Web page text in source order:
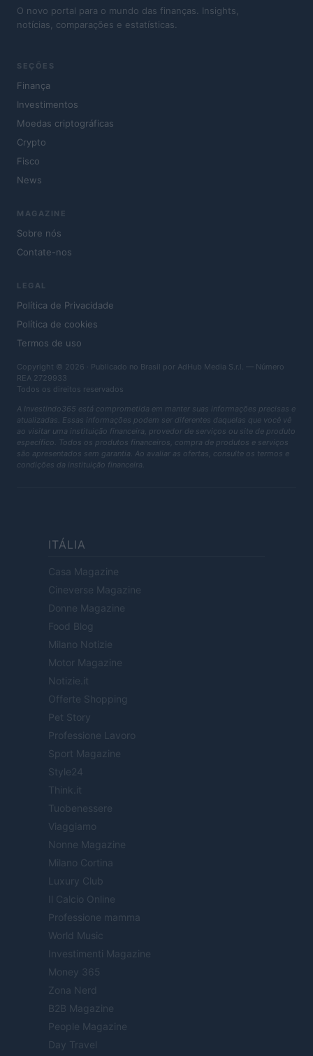
O novo portal para o mundo das finanças. Insights,
notícias, comparações e estatísticas.
SEÇÕES
Finança
Investimentos
Moedas criptográficas
Crypto
Fisco
News
MAGAZINE
Sobre nós
Contate-nos
LEGAL
Política de Privacidade
Política de cookies
Termos de uso
Copyright © 2026 · Publicado no Brasil por AdHub Media S.r.l. — Número
REA 2729933
Todos os direitos reservados
A Investindo365 está comprometida em manter suas informações precisas e
atualizadas. Essas informações podem ser diferentes daquelas que você vê
ao visitar uma instituição financeira, provedor de serviços ou site de produto
específico. Todos os produtos financeiros, compra de produtos e serviços
são apresentados sem garantia. Ao avaliar as ofertas, consulte os termos e
condições da instituição financeira.
ITÁLIA
Casa Magazine
Cineverse Magazine
Donne Magazine
Food Blog
Milano Notizie
Motor Magazine
Notizie.it
Offerte Shopping
Pet Story
Professione Lavoro
Sport Magazine
Style24
Think.it
Tuobenessere
Viaggiamo
Nonne Magazine
Milano Cortina
Luxury Club
Il Calcio Online
Professione mamma
World Music
Investimenti Magazine
Money 365
Zona Nerd
B2B Magazine
People Magazine
Day Travel